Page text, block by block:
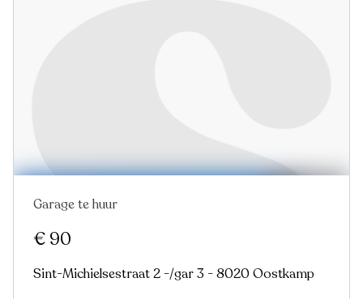
Garage te huur
€ 90
Sint-Michielsestraat 2 -/gar 3 - 8020 Oostkamp